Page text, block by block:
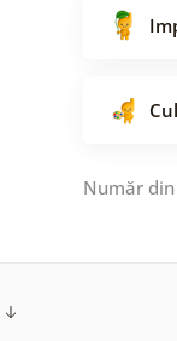
Număr